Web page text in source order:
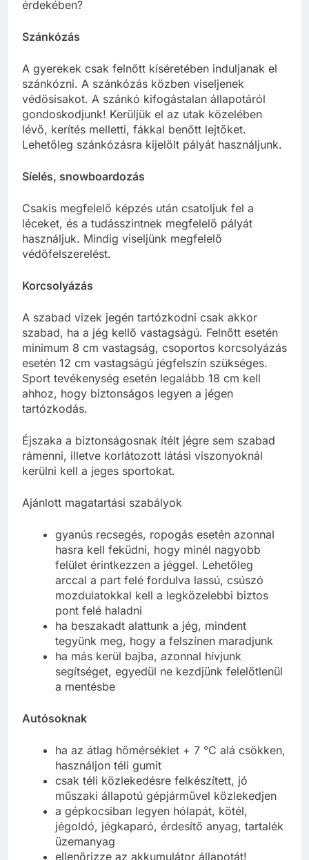
érdekében?
Szánkózás
A gyerekek csak felnőtt kíséretében induljanak el
szánkózni. A szánkózás közben viseljenek
védősisakot. A szánkó kifogástalan állapotáról
gondoskodjunk! Kerüljük el az utak közelében
lévő, kerítés melletti, fákkal benőtt lejtőket.
Lehetőleg szánkózásra kijelölt pályát használjunk.
Síelés, snowboardozás
Csakis megfelelő képzés után csatoljuk fel a
léceket, és a tudásszintnek megfelelő pályát
használjuk. Mindig viseljünk megfelelő
védőfelszerelést.
Korcsolyázás
A szabad vizek jegén tartózkodni csak akkor
szabad, ha a jég kellő vastagságú. Felnőtt esetén
minimum 8 cm vastagság, csoportos korcsolyázás
esetén 12 cm vastagságú jégfelszín szükséges.
Sport tevékenység esetén legalább 18 cm kell
ahhoz, hogy biztonságos legyen a jégen
tartózkodás.
Éjszaka a biztonságosnak ítélt jégre sem szabad
rámenni, illetve korlátozott látási viszonyoknál
kerülni kell a jeges sportokat.
Ajánlott magatartási szabályok
gyanús recsegés, ropogás esetén azonnal
hasra kell feküdni, hogy minél nagyobb
felület érintkezzen a jéggel. Lehetőleg
arccal a part felé fordulva lassú, csúszó
mozdulatokkal kell a legközelebbi biztos
pont felé haladni
ha beszakadt alattunk a jég, mindent
tegyünk meg, hogy a felszínen maradjunk
ha más kerül bajba, azonnal hívjunk
segítséget, egyedül ne kezdjünk felelőtlenül
a mentésbe
Autósoknak
ha az átlag hőmérséklet + 7 °C alá csökken,
használjon téli gumit
csak téli közlekedésre felkészített, jó
műszaki állapotú gépjárművel közlekedjen
a gépkocsiban legyen hólapát, kötél,
jégoldó, jégkaparó, érdesítő anyag, tartalék
üzemanyag
ellenőrizze az akkumulátor állapotát!